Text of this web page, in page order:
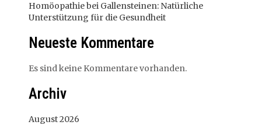
Homöopathie bei Gallensteinen: Natürliche
Unterstützung für die Gesundheit
Neueste Kommentare
Es sind keine Kommentare vorhanden.
Archiv
August 2026